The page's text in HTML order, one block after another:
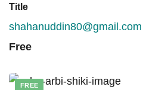
Title
shahanuddin80@gmail.com
Free
FREE